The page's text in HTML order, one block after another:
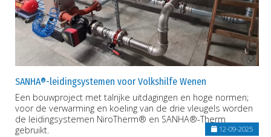
SANHA®-leidingsystemen voor Volkshilfe Wenen
Een bouwproject met talrijke uitdagingen en hoge normen;
voor de verwarming en koeling van de drie vleugels worden
de leidingsystemen NiroTherm® en SANHA®-Therm
gebruikt.
12-09-2025